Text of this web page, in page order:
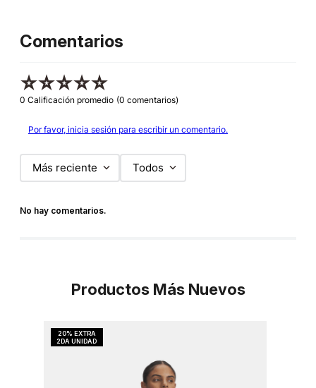
Comentarios
☆☆☆☆☆
0 Calificación promedio (0 comentarios)
Por favor, inicia sesión para escribir un comentario.
Más reciente Todos
No hay comentarios.
Productos Más Nuevos